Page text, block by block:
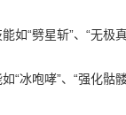
如“劈星斩”、“无极
“冰咆哮”、“强化骷